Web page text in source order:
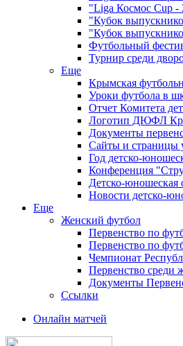
"Liga Космос Cup -
"Кубок
"Кубок
Футбольный
Турнир среди
Еще
Крымская
Уроки футбола в
Отчет Комитета
Логотип ДЮФЛ
Документы
Сайты и
Год детско-
Конференция
Детско-юношеская
Новости детско-
Еще
Женский футбол
Первенство по
Первенство по
Чемпионат
Первенство среди
Документы
Ссылки
Онлайн матчей